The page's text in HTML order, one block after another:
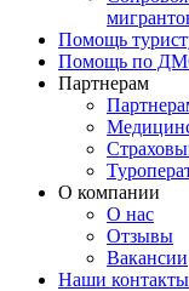
Помощь
Помощь по
Партнерам
О компании
О нас
Отзывы
Вакансии
Наши контакты